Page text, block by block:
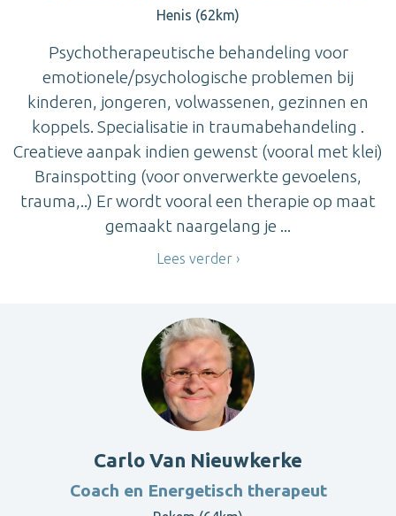
Henis (62km)
Psychotherapeutische behandeling voor
emotionele/psychologische problemen bij
kinderen, jongeren, volwassenen, gezinnen en
koppels. Specialisatie in traumabehandeling .
Creatieve aanpak indien gewenst (vooral met klei)
Brainspotting (voor onverwerkte gevoelens,
trauma,..) Er wordt vooral een therapie op maat
gemaakt naargelang je ...
Lees verder
Carlo Van Nieuwkerke
Coach en Energetisch therapeut